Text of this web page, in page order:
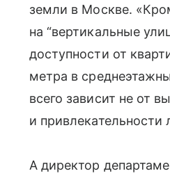
земли в Москве.
на “вертикальные
доступности от
метра в
всего зависит не от
и привлекательности
А директор